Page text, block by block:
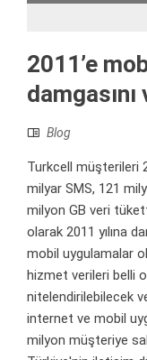
2011’e
damgasını
Blog
Turkcell müşterileri
milyar SMS, 121
milyon GB veri
olarak 2011 yılına
mobil uygulamalar
hizmet verileri belli
nitelendirilebilecek
internet ve mobil
milyon müşteriye